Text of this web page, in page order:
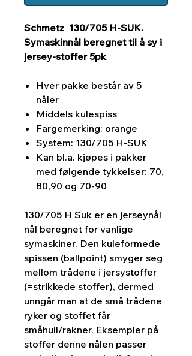
Schmetz 130/705 H-SUK.
Symaskinnål beregnet til å sy i
jersey-stoffer 5pk
Hver pakke består av 5
nåler
Middels kulespiss
Fargemerking: orange
System: 130/705 H-SUK
Kan bl.a. kjøpes i pakker
med følgende tykkelser: 70,
80,90 og 70-90
130/705 H Suk er en jerseynål
nål beregnet for vanlige
symaskiner. Den kuleformede
spissen (ballpoint) smyger seg
mellom trådene i jersystoffer
(=strikkede stoffer), dermed
unngår man at de små trådene
ryker og stoffet får
småhull/rakner. Eksempler på
stoffer denne nålen passer